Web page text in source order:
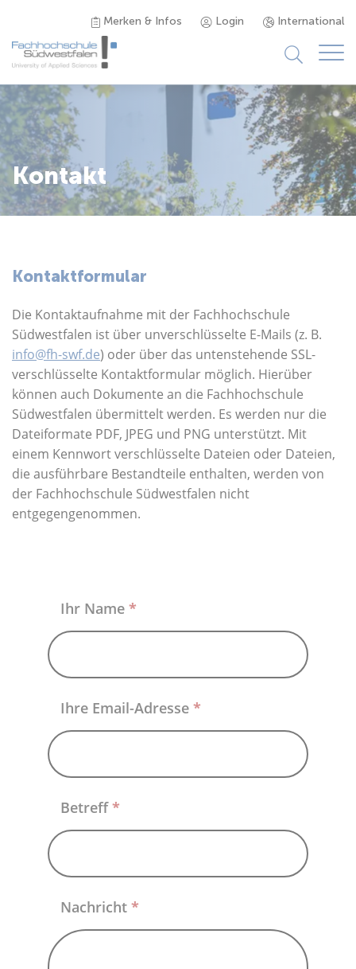
Merken & Infos Login International
Studieninteressierte
Studienangebot
Studierende
Karriere
Über uns
Kontakt
Kontaktformular
Die Kontaktaufnahme mit der Fachhochschule
Südwestfalen ist über unverschlüsselte E-Mails (z. B.
info@fh-swf.de) oder über das untenstehende SSL-
verschlüsselte Kontaktformular möglich. Hierüber
können auch Dokumente an die Fachhochschule
Südwestfalen übermittelt werden. Es werden nur die
Dateiformate PDF, JPEG und PNG unterstützt. Mit
einem Kennwort verschlüsselte Dateien oder Dateien,
die ausführbare Bestandteile enthalten, werden von
der Fachhochschule Südwestfalen nicht
entgegengenommen.